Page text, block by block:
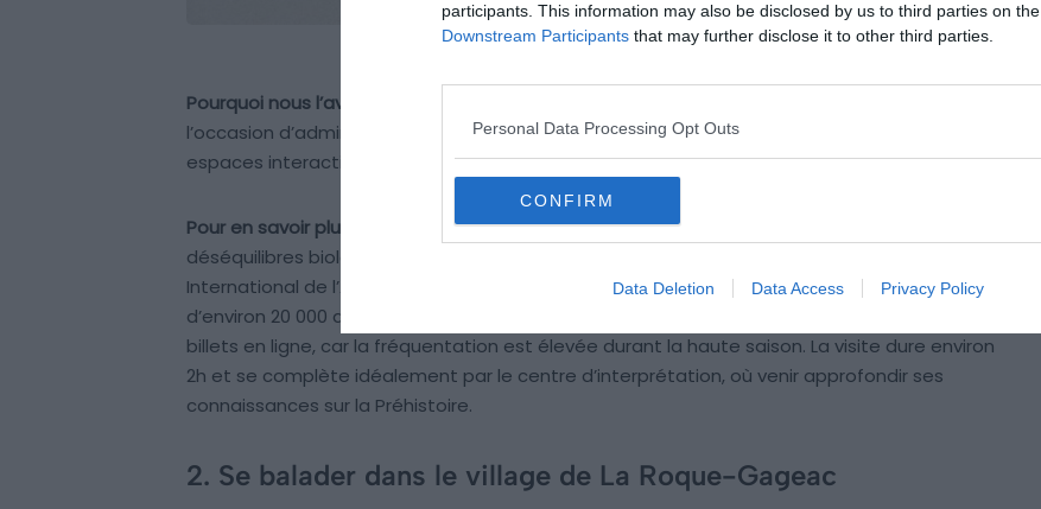
participants. This information may also be disclosed by us to third parties on the
Downstream Participants that may further disclose it to other third parties.
Personal Data Processing Opt Outs
CONFIRM
Data Deletion Data Access Privacy Policy
Shutterstock – Camille G. Photographies
Pourquoi nous l’avons sélectionné :
l’occasion d’admirer ces trésors préhistoriques en famille, tout en préservant le site. Les
espaces interactifs maintiennent l’intérêt des visiteurs de tous âges.
Pour en savoir plus :
Découverte en 1940 près de Montignac, la grotte souffre rapidement de
déséquilibres biologiques, menant à la création de Lascaux IV, situé dans le Centre
International de l’Art Pariétal. Cette restitution moderne rassemble les peintures datant
d’environ 20 000 ans, tout en protégeant la grotte d’origine. Aussi, pensez à réserver vos
billets en ligne, car la fréquentation est élevée durant la haute saison. La visite dure environ
2h et se complète idéalement par le centre d’interprétation, où venir approfondir ses
connaissances sur la Préhistoire.
2. Se balader dans le village de La Roque-Gageac